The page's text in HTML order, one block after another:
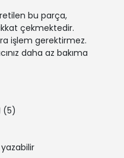
bu parça,
çekmektedir.
işlem gerektirmez.
daha az bakıma
(5)
yazabilir